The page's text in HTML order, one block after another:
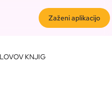
Zaženi aplikacijo
KNJIG